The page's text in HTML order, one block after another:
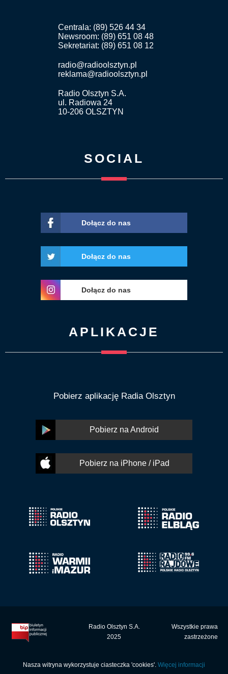
Centrala: (89) 526 44 34
Newsroom: (89) 651 08 48
Sekretariat: (89) 651 08 12
radio@radioolsztyn.pl
reklama@radioolsztyn.pl
Radio Olsztyn S.A.
ul. Radiowa 24
10-206 OLSZTYN
SOCIAL
Dołącz do nas
Dołącz do nas
Dołącz do nas
APLIKACJE
Pobierz aplikację Radia Olsztyn
Pobierz na Android
Pobierz na iPhone / iPad
Radio Olsztyn S.A.
2025
Wszystkie prawa
zastrzeżone
Nasza witryna wykorzystuje ciasteczka 'cookies'. Więcej informacji